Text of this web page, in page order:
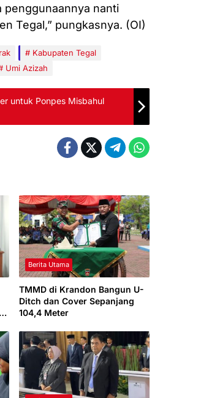
penggunaannya nanti
Tegal,” pungkasnya. (OI)
Kabupaten Tegal
Umi Azizah
untuk Ponpes Misbahul
Berita Utama
TMMD di Krandon Bangun U-
Ditch dan Cover Sepanjang
104,4 Meter